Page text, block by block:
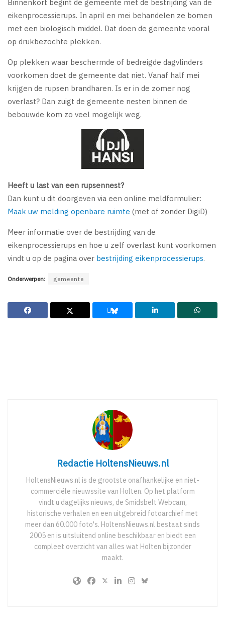
Binnenkort begint de gemeente met de bestrijding van de
eikenprocessierups. In april en mei behandelen ze bomen
met een biologisch middel. Dat doen de gemeente vooral
op drukbezochte plekken.
Op plekken waar beschermde of bedreigde dagvlinders
voorkomen doet de gemeente dat niet. Vanaf half mei
krijgen de rupsen brandharen. Is er in de zomer nog
overlast? Dan zuigt de gemeente nesten binnen de
bebouwde kom zo veel mogelijk weg.
Heeft u last van een rupsennest?
Dan kunt u dit doorgeven via een online meldformulier:
Maak uw melding openbare ruimte (met of zonder DigiD)
Meer informatie over de bestrijding van de
eikenprocessierups en hoe u zelf overlast kunt voorkomen
vindt u op de pagina over bestrijding eikenprocessierups.
Onderwerpen: gemeente
Redactie HoltensNieuws.nl
HoltensNieuws.nl is de grootste onafhankelijke en niet-
commerciële nieuwssite van Holten. Op het platform
vindt u dagelijks nieuws, de Smidsbelt Webcam,
historische verhalen en een uitgebreid fotoarchief met
meer dan 60.000 foto's. HoltensNieuws.nl bestaat sinds
2005 en is uitsluitend online beschikbaar en biedt een
compleet overzicht van alles wat Holten bijzonder
maakt.